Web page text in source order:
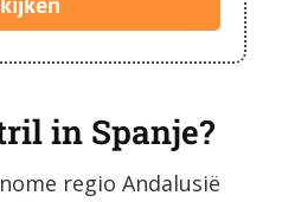
in Spanje?
regio Andalusië